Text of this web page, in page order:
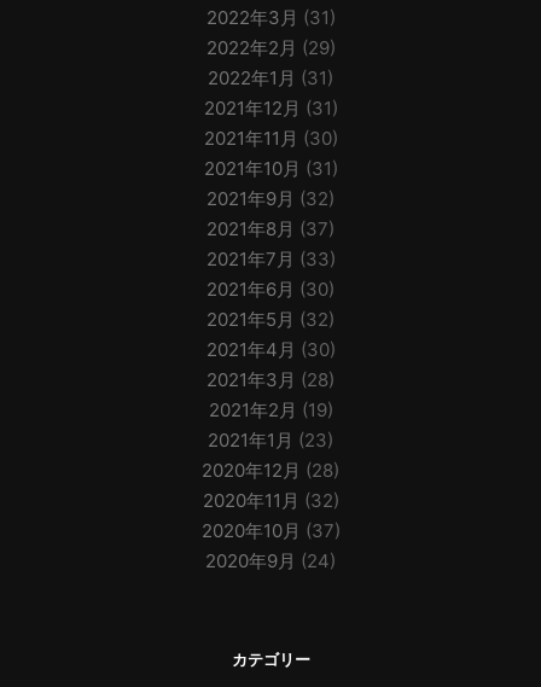
2022年3月 (31)
2022年2月 (29)
2022年1月 (31)
2021年12月 (31)
2021年11月 (30)
2021年10月 (31)
2021年9月 (32)
2021年8月 (37)
2021年7月 (33)
2021年6月 (30)
2021年5月 (32)
2021年4月 (30)
2021年3月 (28)
2021年2月 (19)
2021年1月 (23)
2020年12月 (28)
2020年11月 (32)
2020年10月 (37)
2020年9月 (24)
カテゴリー